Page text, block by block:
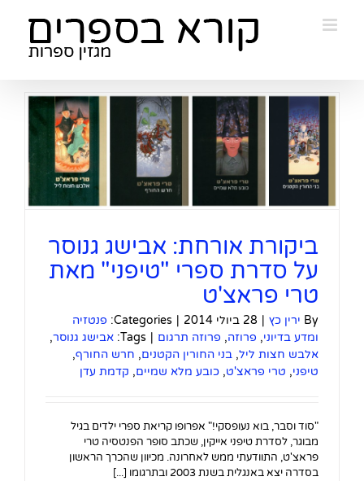
ביקורת אורחת: אבישג גנוסר
על סדרת ספרי "טיפני" מאת
טרי פראצ'ט
By ירין כץ | 28 ביולי 2014 |
Categories: פנטזיה
ומדע בדיוני, פרוזה, פרוזה תרגום |
Tags: אבישג גנוסר,
אלבש חצות ליל, בני החורין הקטנים, חרש החורף,
טיפני, טרי פראצ'ט, כובע מלא שמיים, קדמת עדן
"סוד וסבר, בוא נעופסקי!" אפרופו קריאת ספרי ילדים בגיל
מבוגר, לסדרת טיפני אייקין, שכתב סופר הפנטסיה טרי
פראצ'ט, התוודעתי ממש לאחרונה. מכיוון שהכרך הראשון
בסדרה יצא באנגלית בשנת 2003 ובתרגומו [...]